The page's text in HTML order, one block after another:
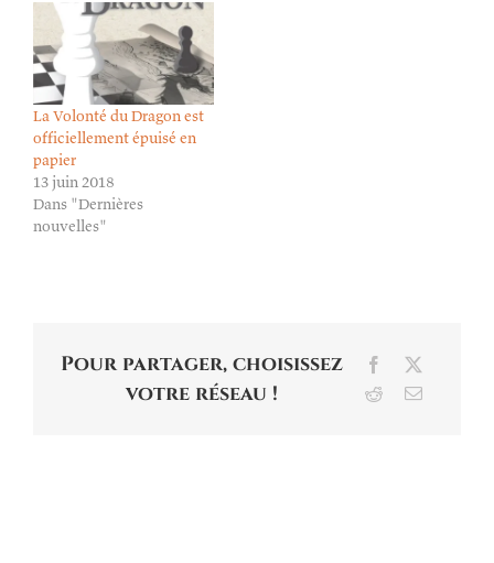
La Volonté du Dragon est
officiellement épuisé en
papier
13 juin 2018
Dans "Dernières
nouvelles"
Pour partager, choisissez
votre réseau !
Facebook
RedditEmail